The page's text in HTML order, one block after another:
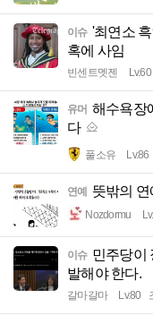
이슈 '최연소
혹에 사임
빈센트멧젠 Lv.60
유머 해수욕장
다
풀소유 Lv.86
연예 뜻밖의 연
Nozdormu
이슈 민주당이
발해야 한다.
갈마갈마 Lv.80